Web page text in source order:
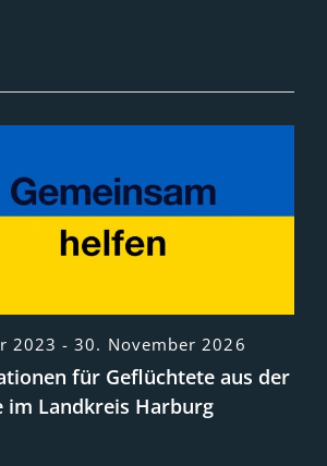
2023 -30. November 2026
für Geflüchtete aus der
im Landkreis Harburg